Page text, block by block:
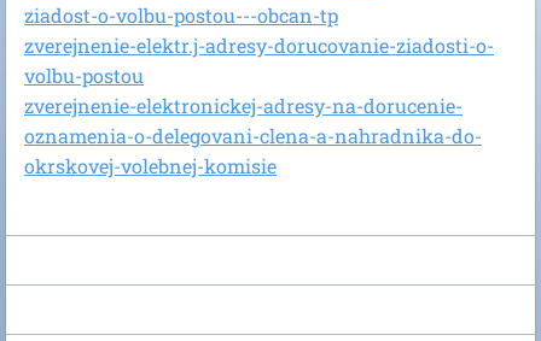
ziadost-o-volbu-postou---obcan-tp
zverejnenie-elektr.j-adresy-dorucovanie-ziadosti-o-
volbu-postou
zverejnenie-elektronickej-adresy-na-dorucenie-
oznamenia-o-delegovani-clena-a-nahradnika-do-
okrskovej-volebnej-komisie